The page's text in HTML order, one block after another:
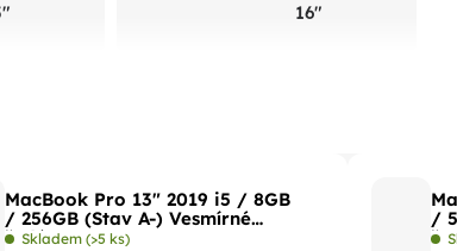
16"
MacBook Pro 13" 2019 i5 / 8GB
/ 256GB (Stav A-) Vesmírné
šedá
Skladem (>5 ks)
/